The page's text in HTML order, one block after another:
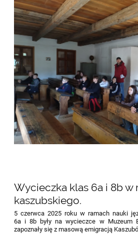
Wycieczka klas 6a i 8b w
kaszubskiego.
5 czerwca 2025 roku w ramach nauki
6a i 8b były na wycieczce w Muzeum
zapoznały się z masową emigracją